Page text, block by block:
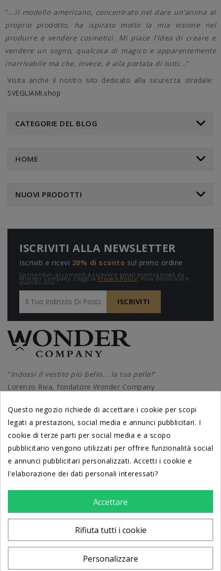
"...il modello americano, concentrato nel dare un'anima al
proprio prodotto, ha ispirato molto la mia visione nel
produrre e vendere cosmetici. Mi piace l'idea di creare e
vendere un sogno, qualcosa di magico e apparentemente
inarrivabile ma che, invece, è alla portata di tutti..."
Visita anche il nostro sito dedicato alla sicurezza stradale:
SVEGLIAMI.shop
CATEGORIE DEL BLOG
HOME
NUOVI PRODOTTI
ISCRIVITI ALLA NEWSLETTER
Iscriviti e ricevi 20% di sconto sul primo ordine
Iscrivendoti acconsenti a ricevere email promozionali da
Wonder Company. Leggi laPrivacy Policy. Puoi disiscriverti
quando vuoi.
"Indossi il vestito più bello... la tua pelle!"
Lorenzo Riva, fondatore Wonder Company
PRODOTTI
DERMATOLOGICAMENTE TESTATI
dal Centro di Cosmetologia
Università di Ferrara
LA NOSTRA AZIENDA
Questo negozio richiede di accettare i cookie per scopi
legati a prestazioni, social media e annunci pubblicitari. I
cookie di terze parti per social media e a scopo
pubblicitario vengono utilizzati per offrire funzionalità social
e annunci pubblicitari personalizzati. Accetti i cookie e
l'elaborazione dei dati personali interessati?
Accettare
Rifiuta tutti i cookie
Personalizzare